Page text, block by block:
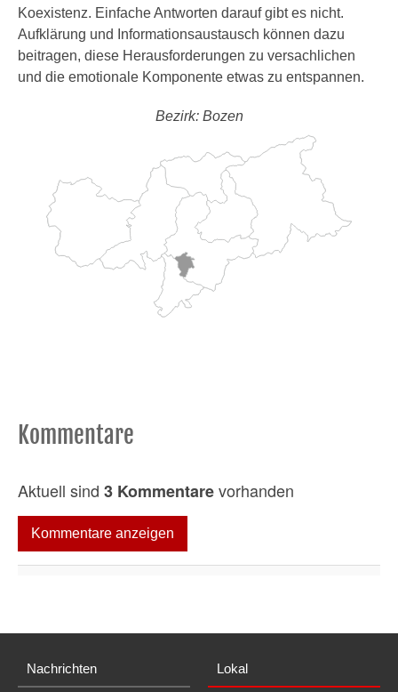
Koexistenz. Einfache Antworten darauf gibt es nicht.
Aufklärung und Informationsaustausch können dazu
beitragen, diese Herausforderungen zu versachlichen
und die emotionale Komponente etwas zu entspannen.
Bezirk: Bozen
Kommentare
Aktuell sind 3 Kommentarevorhanden
Kommentare anzeigen
Nachrichten Lokal